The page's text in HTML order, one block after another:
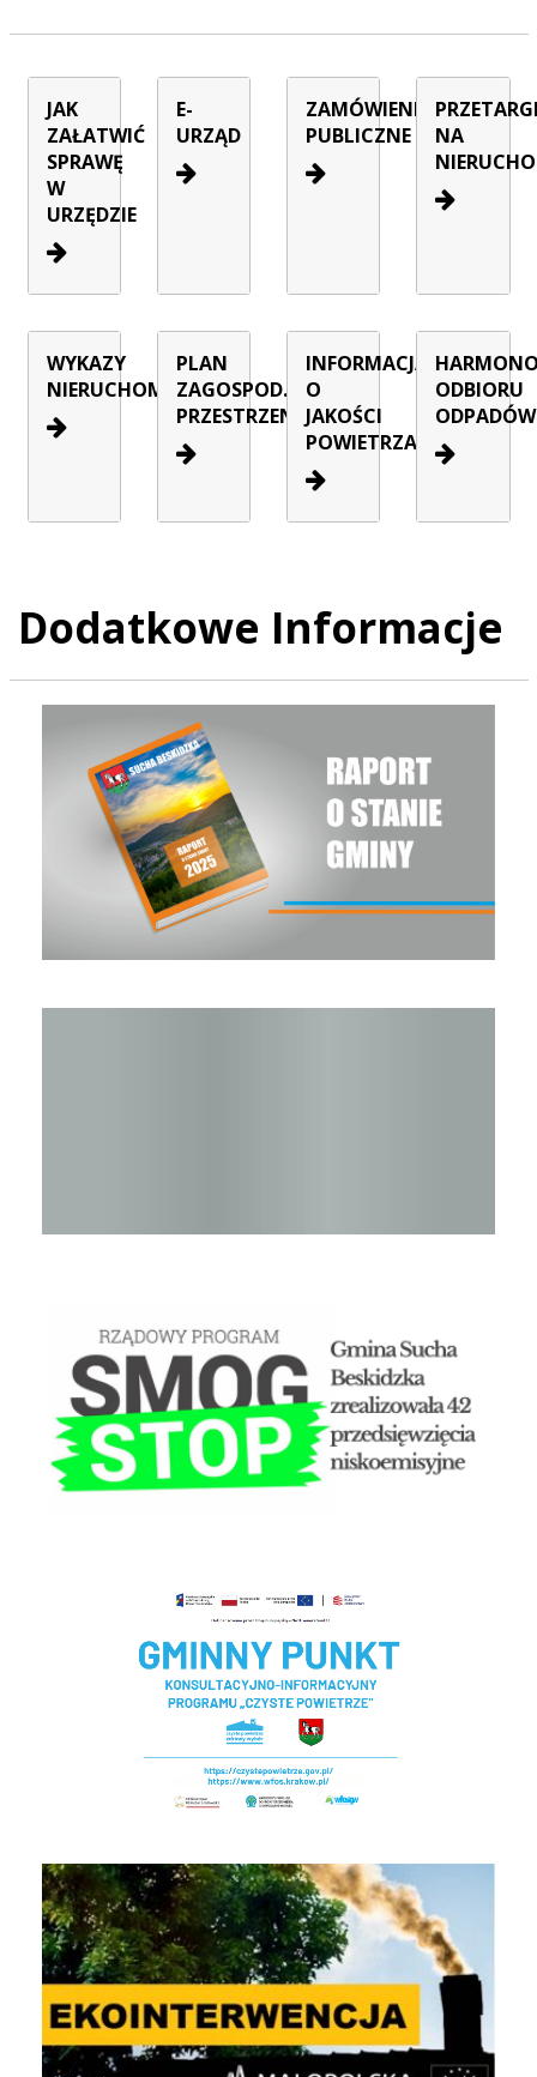
JAK
ZAŁATWIĆ
SPRAWĘ
W
URZĘDZIE
E-
URZĄD
ZAMÓWIENIA
PUBLICZNE
NA
WYKAZY
NIERUCHOMOŚCI
PLAN
ZAGOSPOD.
PRZESTRZENNEGO
INFORMACJA
O
JAKOŚCI
POWIETRZA
ODBIORU
ODPADÓW
Dodatkowe Informacje
EKOINTERWENCJA